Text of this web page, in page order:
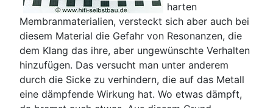
harten
Membranmaterialien, versteckt sich aber auch bei
diesem Material die Gefahr von Resonanzen, die
dem Klang das ihre, aber ungewünschte Verhalten
hinzufügen. Das versucht man unter anderem
durch die Sicke zu verhindern, die auf das Metall
eine dämpfende Wirkung hat. Wo etwas dämpft,